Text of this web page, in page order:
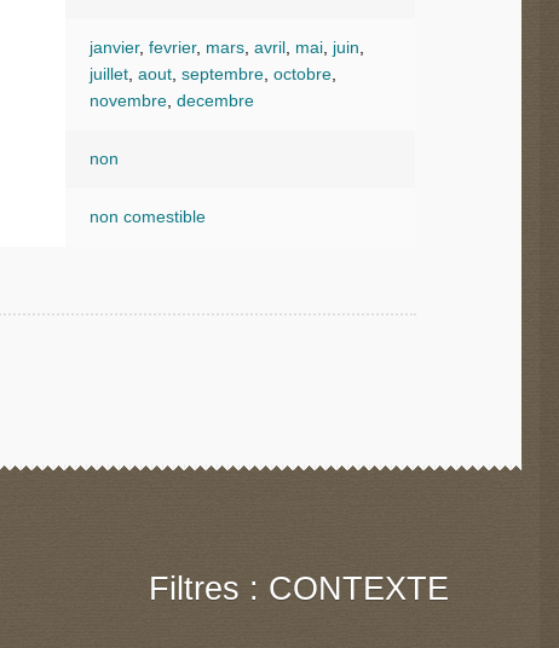
janvier, fevrier, mars, avril mai, juin
juillet, aout, septembre, octobre,
novembre, decembre
non
non comestible
Filtres : CONTEXTE